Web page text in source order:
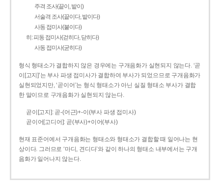
주격 조사(끝이, 밭이)
서술격 조사(끝이다, 밭이다)
사동 접미사(붙이다)
히: 피동 접미사(걷히다, 닫히다)
사동 접미사(굳히다)
형식 형태소가 결합하지 않은 경우에는 구개음화가 실현되지 않는다. ‘곧
이[고지]’는 부사 파생 접미사가 결합하여 부사가 되었으므로 구개음화가
실현되었지만, ‘곧이어’는 형식 형태소가 아닌 실질 형태소 부사가 결합
한 말이므로 구개음화가 실현되지 않는다.
곧이[고지]: 곧-­(어근)+­-이(부사 파생 접미사)
곧이어[고디어]: 곧(부사)+이어(부사)
현재 표준어에서 구개음화는 형태소와 형태소가 결합할 때 일어나는 현
상이다. 그러므로 ‘마디, 견디다’와 같이 하나의 형태소 내부에서는 구개
음화가 일어나지 않는다.